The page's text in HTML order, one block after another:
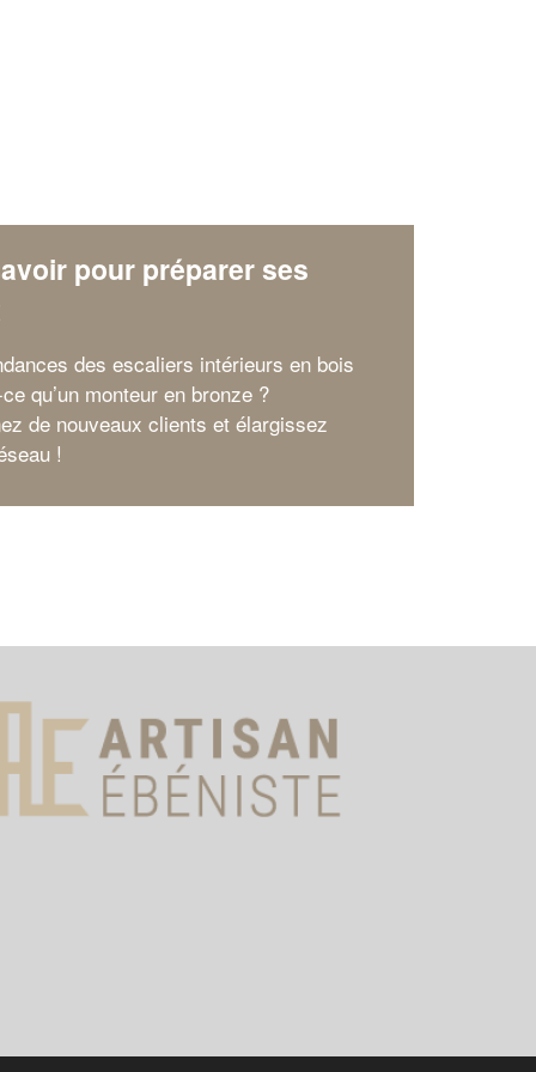
pour préparer ses
des escaliers intérieurs en bois
ce qu’un monteur en bronze ?
de nouveaux clients et élargissez
!